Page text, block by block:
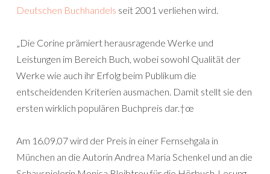
Deutschen Buchhandels seit 2001 verliehen wird.
„Die Corine prämiert herausragende Werke und
Leistungen im Bereich Buch, wobei sowohl Qualität der
Werke wie auch ihr Erfolg beim Publikum die
entscheidenden Kriterien ausmachen. Damit stellt sie den
ersten wirklich populären Buchpreis dar.†œ
Am 16.09.07 wird der Preis in einer Fernsehgala in
München an die Autorin Andrea Maria Schenkel und an die